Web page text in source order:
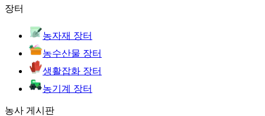
장터
농자재 장터
농수산물 장터
생활잡화 장터
농기계 장터
농사 게시판